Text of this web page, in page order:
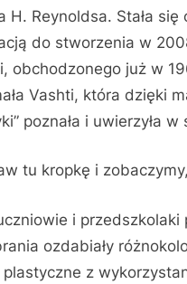
H. Reynoldsa. Stała
do stworzenia w
obchodzonego już w
Vashti, która dzięki
poznała i uwierzyła
tu kropkę i
i
ozdabiały
plastyczne z